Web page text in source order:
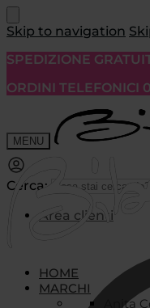
Skip to navigation
SPEDIZIONE
ORDINI TELEFONICI
MENU
Cerca:
Area clienti
HOME
MARCHI
Anita